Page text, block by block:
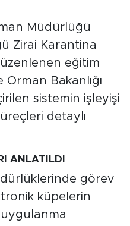
Müdürlüğü
Zirai Karantina
eğitim
Orman Bakanlığı
sistemin işleyişi
detaylı
ANLATILDI
görev
küpelerin